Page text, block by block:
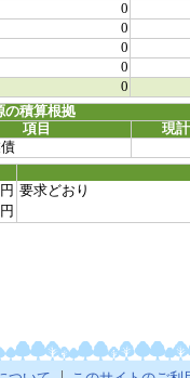
0
0
0
0
0
の積算根拠
項目 現
要求どおり